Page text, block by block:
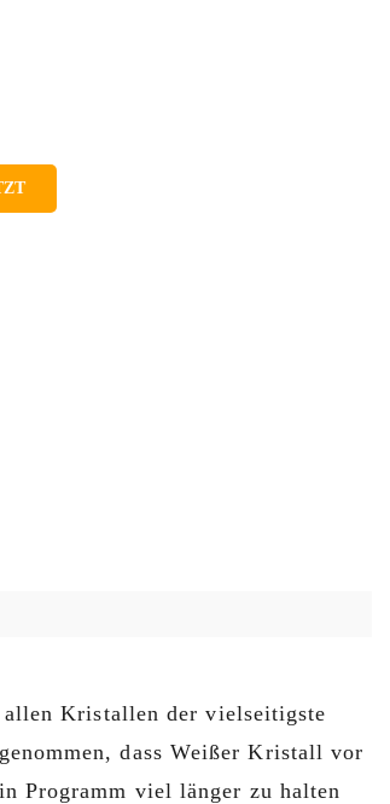
Kristallen der vielseitigste
dass Weißer Kristall vor
Programm viel länger zu halten